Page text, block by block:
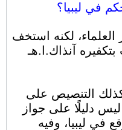
في ليبيا؟
لكنه استخف
آنذاك.ا.هـ
التنصيص على
دليلًا على جواز
في ليبيا، وفيه